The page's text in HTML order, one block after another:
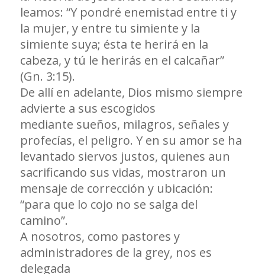
leamos: “Y pondré enemistad entre ti y
la mujer, y entre tu simiente y la
simiente suya; ésta te herirá en la
cabeza, y tú le herirás en el calcañar”
(Gn. 3:15).
De allí en adelante, Dios mismo siempre
advierte a sus escogidos
mediante sueños, milagros, señales y
profecías, el peligro. Y en su amor se ha
levantado siervos justos, quienes aun
sacrificando sus vidas, mostraron un
mensaje de corrección y ubicación:
“para que lo cojo no se salga del
camino”.
A nosotros, como pastores y
administradores de la grey, nos es
delegada